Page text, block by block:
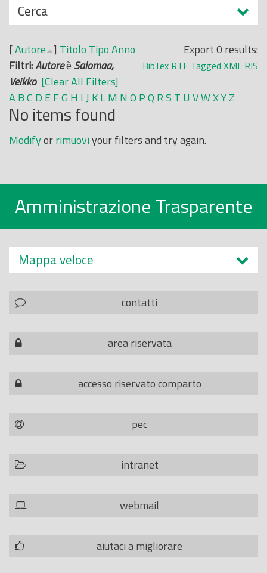
N
a
s
c
o
n
d
i
Cerca
Export 0 results:
BibTex RTF Tagged XML RIS
[Autore ] Titolo TipoAnno
Filtri:Autoreè Salomaa,
Veikko [Clear All Filters]
ABC D EFG H IJ KLM N O PQ RS T U VWXYZ
No items found
Modifyorrimuoviyour filters and try again.
Amministrazione Trasparente
Mappa veloce
contatti
area riservata
accesso riservato comparto
pec
intranet
webmail
aiutaci a migliorare